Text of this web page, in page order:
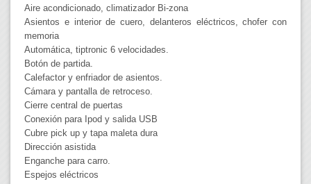
Aire acondicionado, climatizador Bi-zona
Asientos e interior de cuero, delanteros eléctricos, chofer con
memoria
Automática, tiptronic 6 velocidades.
Botón de partida.
Calefactor y enfriador de asientos.
Cámara y pantalla de retroceso.
Cierre central de puertas
Conexión para Ipod y salida USB
Cubre pick up y tapa maleta dura
Dirección asistida
Enganche para carro.
Espejos eléctricos